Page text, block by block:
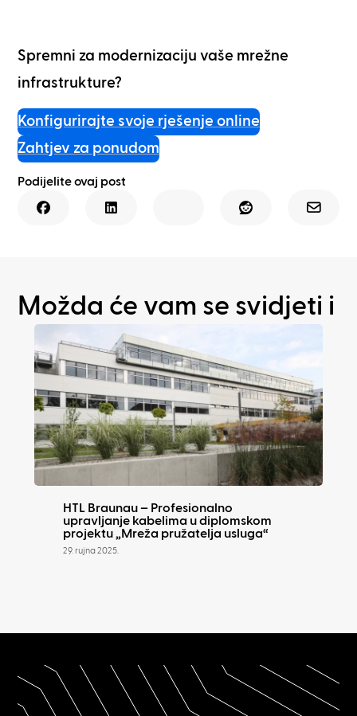
Spremni za modernizaciju vaše mrežne
infrastrukture?
Konfigurirajte svoje rješenje online
Zahtjev za ponudom
Podijelite ovaj post
Možda će vam se svidjeti i
HTL Braunau – Profesionalno
upravljanje kabelima u diplomskom
projektu „Mreža pružatelja usluga“
29. rujna 2025.